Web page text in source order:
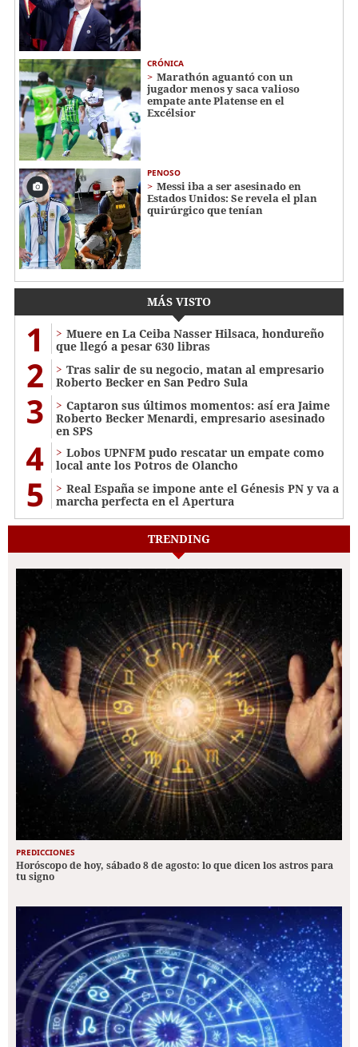
CRÓNICA
Marathón aguantó con un
jugador menos y saca valioso
empate ante Platense en el
Excélsior
PENOSO
Messi iba a ser asesinado en
Estados Unidos: Se revela el plan
quirúrgico que tenían
MÁS VISTO
1
Muere en La Ceiba Nasser Hilsaca, hondureño
que llegó a pesar 630 libras
2
Tras salir de su negocio, matan al empresario
Roberto Becker en San Pedro Sula
3
Captaron sus últimos momentos: así era Jaime
Roberto Becker Menardi​​​, empresario asesinado
en SPS
4
Lobos UPNFM pudo rescatar un empate como
local ante los Potros de Olancho
5
Real España se impone ante el Génesis PN y va a
marcha perfecta en el Apertura
TRENDING
PREDICCIONES
Horóscopo de hoy, sábado 8 de agosto: lo que dicen los astros para
tu signo